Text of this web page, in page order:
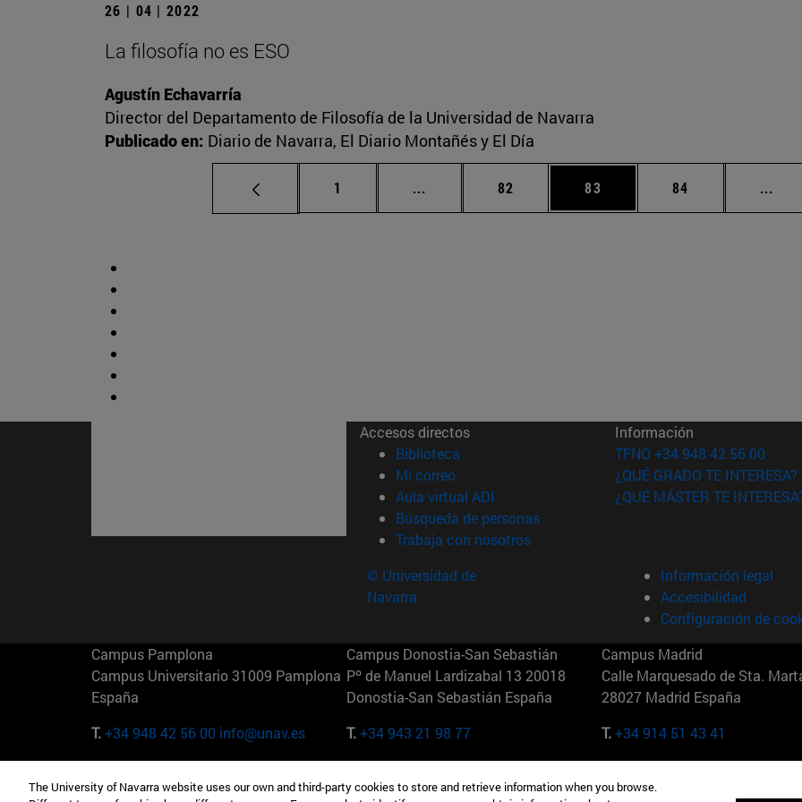
26 | 04 | 2022
La filosofía no es ESO
Agustín Echavarría
Director del Departamento de Filosofía de la Universidad de Navarra
Publicado en: Diario de Navarra, El Diario Montañés y El Día
Página
1 ... Páginas intermedias Use TAB para desplazarse.
Página
82 Página
83 Página
84 ...
Accesos directos
Biblioteca (abre en nueva ventana)
Mi correo(abre en nueva ventana)
Aula virtual ADI (abre en nueva ventana)
Búsqueda de personas(abre en nueva ventana)
Trabaja con nosotros(abre en nueva ventana)
Información
TFNO +34 948 42 56 00
¿QUÉ GRADO TE INTERESA?
¿QUÉ MÁSTER TE
© Universidad de
Navarra
Información legal
Accesibilidad
Configuración de
Campus Pamplona
Campus Universitario 31009 Pamplona
España
T.+34 948 42 56 00 info@unav.es
Campus Donostia-San Sebastián
Pº de Manuel Lardizabal 13 20018
Donostia-San Sebastián España
T.+34 943 21 98 77
Campus Madrid
Calle Marquesado de Sta.
28027 Madrid España
T.+34 914 51 43 41
Camino del Cerro Águila 3 28023
165 W 57th St 10019-2201 Nueva York Maria-Theresia-Straße 15 81675
The University of Navarra website uses our own and third-party cookies to store and retrieve information when you browse.